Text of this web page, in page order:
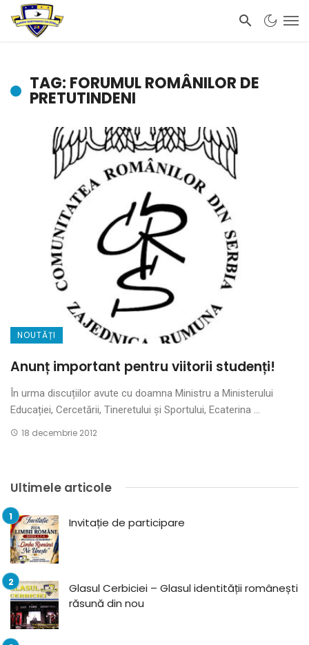
TAG: FORUMUL ROMÂNILOR DE
PRETUTINDENI
NOUTĂȚI
Anunț important pentru viitorii studenți!
În urma discuțiilor avute cu doamna Ministru a Ministerului
Educației, Cercetării, Tineretului și Sportului, Ecaterina ...
18 decembrie 2012
Ultimele articole
Invitație de participare
Glasul Cerbiciei – Glasul identității românești
răsună din nou